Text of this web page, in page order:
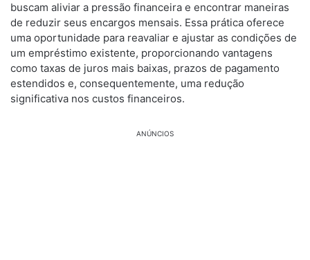
buscam aliviar a pressão financeira e encontrar maneiras
de reduzir seus encargos mensais. Essa prática oferece
uma oportunidade para reavaliar e ajustar as condições de
um empréstimo existente, proporcionando vantagens
como taxas de juros mais baixas, prazos de pagamento
estendidos e, consequentemente, uma redução
significativa nos custos financeiros.
ANÚNCIOS